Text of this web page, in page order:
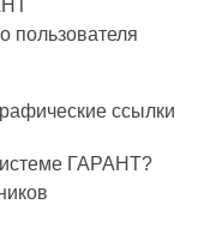
пользователя
ссылки
ГАРАНТ?